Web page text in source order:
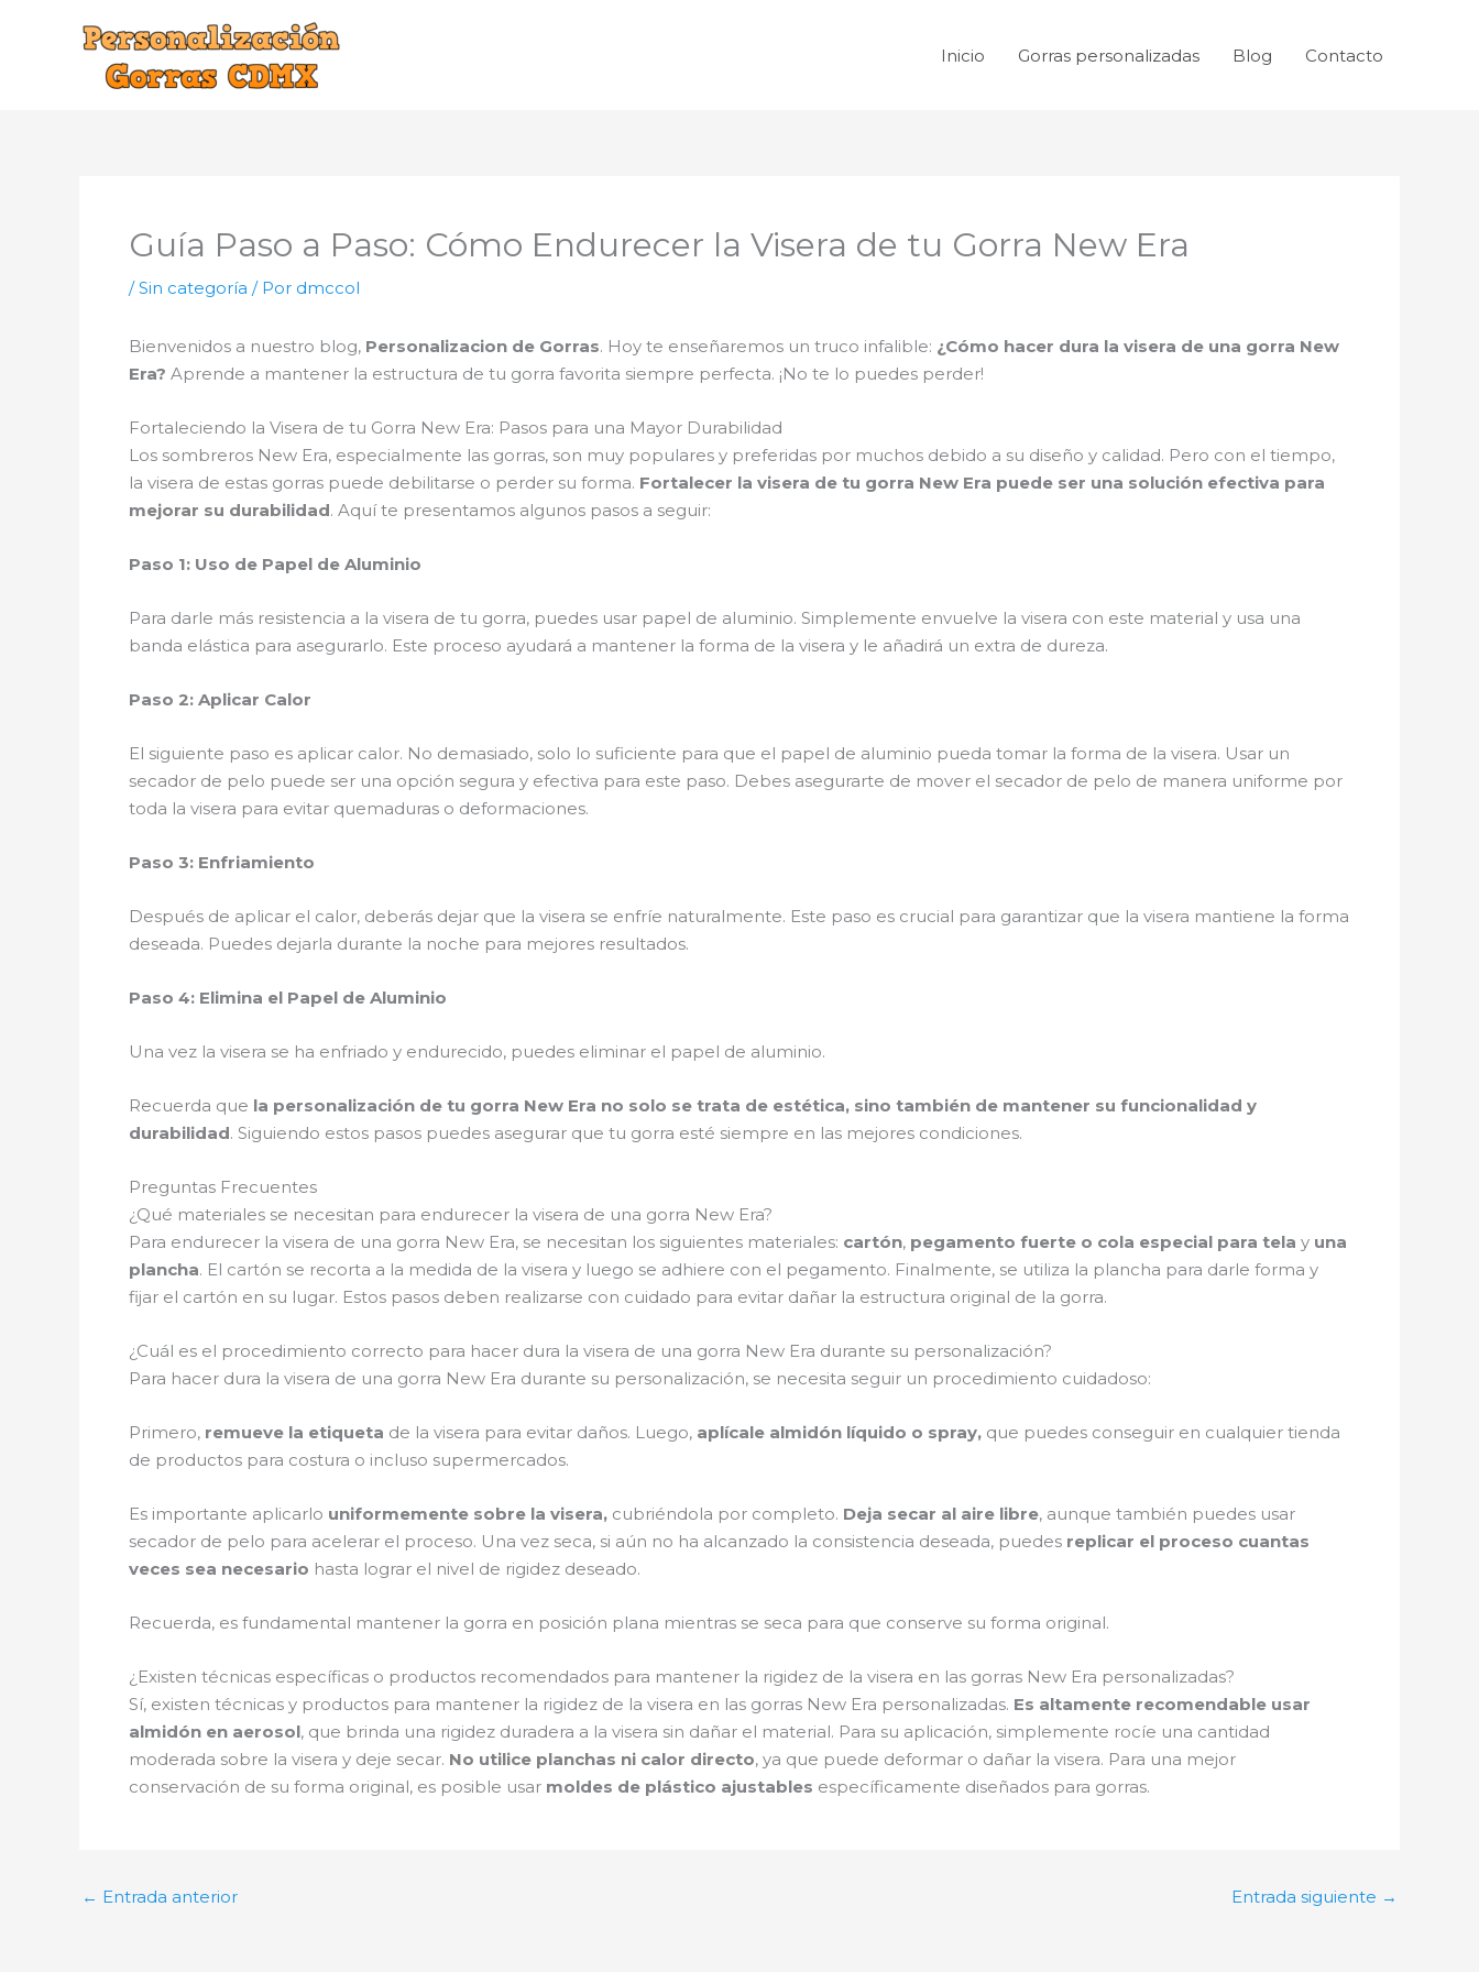
Inicio Gorras personalizadas Blog Contacto
Guía Paso a Paso: Cómo Endurecer la Visera de tu Gorra New Era
/Sin categoría / Por dmccol
Bienvenidos a nuestro blog, Personalizacion de Gorras. Hoy te enseñaremos un truco infalible: ¿Cómo hacer dura la visera de una gorra New
Era? Aprende a mantener la estructura de tu gorra favorita siempre perfecta. ¡No te lo puedes perder!
Fortaleciendo la Visera de tu Gorra New Era: Pasos para una Mayor Durabilidad
Los sombreros New Era, especialmente las gorras, son muy populares y preferidas por muchos debido a su diseño y calidad. Pero con el tiempo,
la visera de estas gorras puede debilitarse o perder su forma. Fortalecer la visera de tu gorra New Era puede ser una solución efectiva para
mejorar su durabilidad. Aquí te presentamos algunos pasos a seguir:
Paso 1: Uso de Papel de Aluminio
Para darle más resistencia a la visera de tu gorra, puedes usar papel de aluminio. Simplemente envuelve la visera con este material y usa una
banda elástica para asegurarlo. Este proceso ayudará a mantener la forma de la visera y le añadirá un extra de dureza.
Paso 2: Aplicar Calor
El siguiente paso es aplicar calor. No demasiado, solo lo suficiente para que el papel de aluminio pueda tomar la forma de la visera. Usar un
secador de pelo puede ser una opción segura y efectiva para este paso. Debes asegurarte de mover el secador de pelo de manera uniforme por
toda la visera para evitar quemaduras o deformaciones.
Paso 3: Enfriamiento
Después de aplicar el calor, deberás dejar que la visera se enfríe naturalmente. Este paso es crucial para garantizar que la visera mantiene la forma
deseada. Puedes dejarla durante la noche para mejores resultados.
Paso 4: Elimina el Papel de Aluminio
Una vez la visera se ha enfriado y endurecido, puedes eliminar el papel de aluminio.
Recuerda que la personalización de tu gorra New Era no solo se trata de estética, sino también de mantener su funcionalidad y
durabilidad. Siguiendo estos pasos puedes asegurar que tu gorra esté siempre en las mejores condiciones.
Preguntas Frecuentes
¿Qué materiales se necesitan para endurecer la visera de una gorra New Era?
Para endurecer la visera de una gorra New Era, se necesitan los siguientes materiales: cartón, pegamento fuerte o cola especial para tela y una
plancha. El cartón se recorta a la medida de la visera y luego se adhiere con el pegamento. Finalmente, se utiliza la plancha para darle forma y
fijar el cartón en su lugar. Estos pasos deben realizarse con cuidado para evitar dañar la estructura original de la gorra.
¿Cuál es el procedimiento correcto para hacer dura la visera de una gorra New Era durante su personalización?
Para hacer dura la visera de una gorra New Era durante su personalización, se necesita seguir un procedimiento cuidadoso:
Primero, remueve la etiqueta de la visera para evitar daños. Luego, aplícale almidón líquido o spray, que puedes conseguir en cualquier tienda
de productos para costura o incluso supermercados.
Es importante aplicarlo uniformemente sobre la visera, cubriéndola por completo. Deja secar al aire libre, aunque también puedes usar
secador de pelo para acelerar el proceso. Una vez seca, si aún no ha alcanzado la consistencia deseada, puedes replicar el proceso cuantas
veces sea necesario hasta lograr el nivel de rigidez deseado.
Recuerda, es fundamental mantener la gorra en posición plana mientras se seca para que conserve su forma original.
¿Existen técnicas específicas o productos recomendados para mantener la rigidez de la visera en las gorras New Era personalizadas?
Sí, existen técnicas y productos para mantener la rigidez de la visera en las gorras New Era personalizadas. Es altamente recomendable usar
almidón en aerosol, que brinda una rigidez duradera a la visera sin dañar el material. Para su aplicación, simplemente rocíe una cantidad
moderada sobre la visera y deje secar. No utilice planchas ni calor directo, ya que puede deformar o dañar la visera. Para una mejor
conservación de su forma original, es posible usar moldes de plástico ajustables específicamente diseñados para gorras.
← Entrada anterior Entrada siguiente →